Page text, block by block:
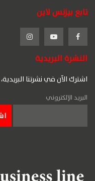
تابع بيزنس لاين
النشرة البريدية
اشترك الآن في نشرتنا
البريد الإلكتروني